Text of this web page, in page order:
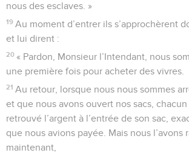
nous des esclaves. »
19 Au moment d’entrer ils s’approchèrent
et lui dirent :
20 « Pardon, Monsieur l’Intendant, nous
une première fois pour acheter des vivres.
21 Au retour, lorsque nous nous sommes
et que nous avons ouvert nos sacs,
retrouvé l’argent à l’entrée de son sac,
que nous avions payée. Mais nous l’avons
maintenant,